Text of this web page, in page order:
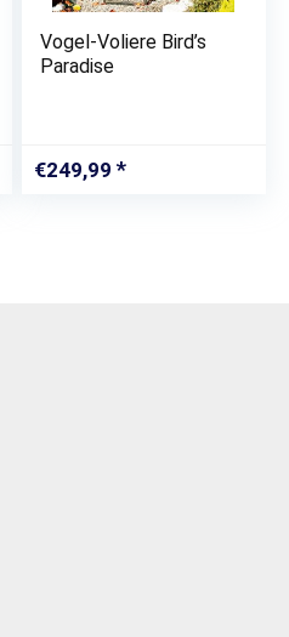
Vogel-Voliere Bird’s
Paradise
€249,99